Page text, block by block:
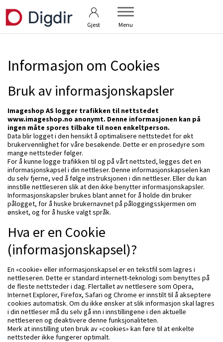
Gjest Menu
Veiledning
Informasjon om Cookies
Bruk av informasjonskapsler
Imageshop AS logger trafikken til nettstedet
www.imageshop.no anonymt. Denne informasjonen kan på
ingen måte spores tilbake til noen enkeltperson.
Data blir logget i den hensikt å optimalisere nettstedet for økt
brukervennlighet for våre besøkende. Dette er en prosedyre som
mange nettsteder følger.
For å kunne logge trafikken til og på vårt nettsted, legges det en
informasjonskapsel i din nettleser. Denne informasjonskapselen kan
du selv fjerne, ved å følge instruksjonen i din nettleser. Eller du kan
innstille nettleseren slik at den ikke benytter informasjonskapsler.
Informasjonskapsler brukes blant annet for å holde din bruker
pålogget, for å huske brukernavnet på påloggingsskjermen om
ønsket, og for å huske valgt språk.
Hva er en Cookie
(informasjonskapsel)?
En «cookie» eller informasjonskapsel er en tekstfil som lagres i
nettleseren. Dette er standard internett-teknologi som benyttes på
de fleste nettsteder i dag. Flertallet av nettlesere som Opera,
Internet Explorer, Firefox, Safari og Chrome er innstilt til å akseptere
cookies automatisk. Om du ikke ønsker at slik informasjon skal lagres
i din nettleser må du selv gå inn i innstillingene i den aktuelle
nettleseren og deaktivere denne funksjonaliteten.
Merk at innstilling uten bruk av «cookies» kan føre til at enkelte
nettsteder ikke fungerer optimalt.